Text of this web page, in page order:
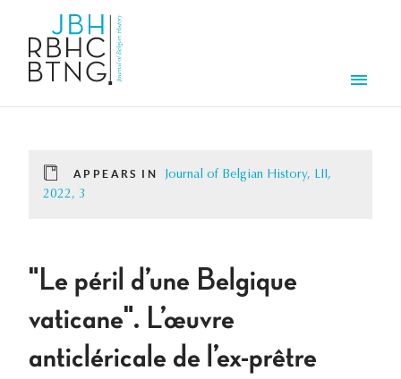
APPEARS IN
Journal of Belgian History, LII,
2022, 3
"Le péril d’une Belgique
vaticane". L’œuvre
anticléricale de l’ex-prêtre